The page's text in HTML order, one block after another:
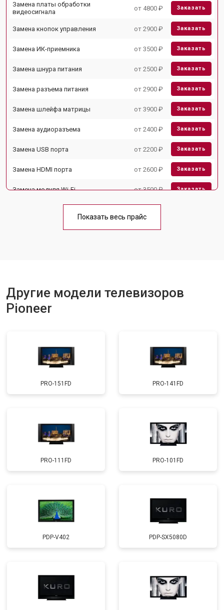
Замена платы обработки
видеосигнала
от 4800 ₽ Заказать
Замена кнопок управления от 2900 ₽ Заказать
Замена ИК-приемника от 3500 ₽ Заказать
Замена шнура питания от 2500 ₽ Заказать
Замена разъема питания от 2900 ₽ Заказать
Замена шлейфа матрицы от 3900 ₽ Заказать
Замена аудиоразъема от 2400 ₽ Заказать
Замена USB порта от 2200 ₽ Заказать
Замена HDMI порта от 2600 ₽ Заказать
Замена модуля Wi-Fi от 3500 ₽ Заказать
Ремонт блока управления от 3100 ₽
Прошивка от 3900 ₽ Заказать
Замена трансформаторов
подсветки
Показать весь прайс
Другие модели телевизоров
Pioneer
PRO-151FD PRO-141FD
PRO-111FD PRO-101FD
PDP-V402 PDP-SX5080D